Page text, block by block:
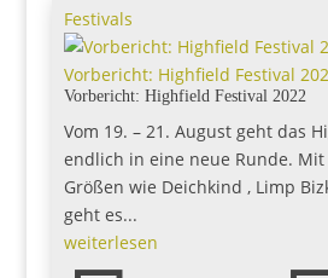
Festivals
Vorbericht: Highfield Festival
Vorbericht: Highfield Festival 2022
Vom 19. – 21. August geht das
endlich in eine neue Runde.
Größen wie Deichkind , Limp
geht es...
weiterlesen